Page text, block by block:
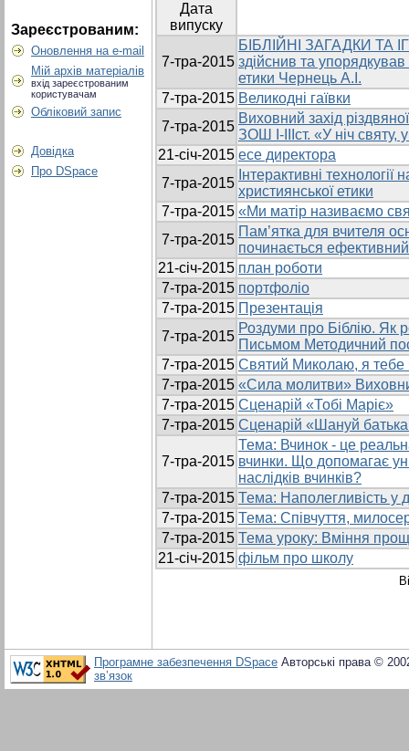
Зареєстрованим:
Оновлення на e-mail
Мій архів матеріалів
вхід зареєстрованим
користувачам
Обліковий запис
Довідка
Про DSpace
Дата
випуску
7-тра-2015
БІБЛІЙНІ ЗАГАДКИ ТА
здійснив та
етики Чернець А.І.
7-тра-2015 Великодні гаївки
7-тра-2015
Виховний захід
ЗОШ І-ІІІст. «У ніч святу,
21-січ-2015 есе директора
7-тра-2015
Інтерактивні
християнської етики
7-тра-2015 «Ми матір називаємо
7-тра-2015
Пам’ятка для вчителя
починається
21-січ-2015 план роботи
7-тра-2015 портфоліо
7-тра-2015 Презентація
7-тра-2015
Роздуми про Біблію. Як
Письмом Методичний
7-тра-2015 Святий Миколаю, я тебе
7-тра-2015 «Сила молитви»
7-тра-2015 Сценарій «Тобі Маріє»
7-тра-2015 Сценарій «Шануй
7-тра-2015
Тема: Вчинок - це
вчинки. Що допомагає
наслiдкiв вчинкiв?
7-тра-2015 Тема: Наполегливість у
7-тра-2015 Тема: Співчуття,
7-тра-2015 Тема уроку: Вміння
21-січ-2015 фільм про школу
Програмне забезпечення DSpace Авторські права ©
зв’язок